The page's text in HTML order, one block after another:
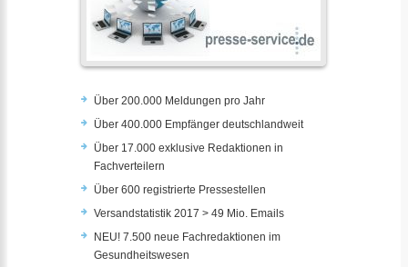
Über 200.000 Meldungen pro Jahr
Über 400.000 Empfänger deutschlandweit
Über 17.000 exklusive Redaktionen in
Fachverteilern
Über 600 registrierte Pressestellen
Versandstatistik 2017 > 49 Mio. Emails
NEU! 7.500 neue Fachredaktionen im
Gesundheitswesen